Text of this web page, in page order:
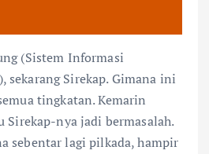
(Sistem Informasi
sekarang Sirekap. Gimana ini
tingkatan. Kemarin
nya jadi bermasalah.
sebentar lagi pilkada, hampir